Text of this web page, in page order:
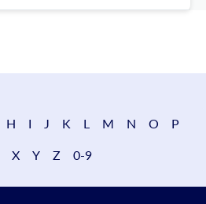
H I J K L M N O P
X Y Z 0-9